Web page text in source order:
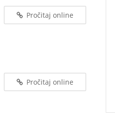
Pročitaj online
Pročitaj online